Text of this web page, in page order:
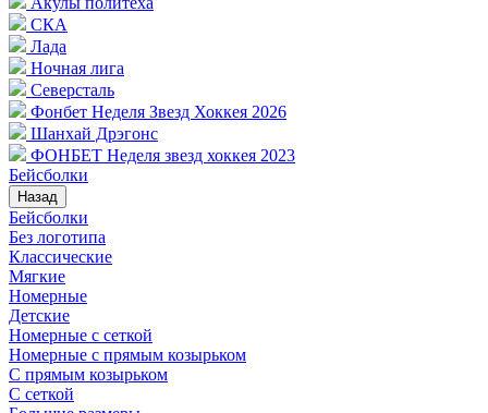
СКА
Лада
Ночная лига
Северсталь
Фонбет Неделя Звезд Хоккея 2026
Шанхай Дрэгонс
ФОНБЕТ Неделя звезд хоккея 2023
Бейсболки
Назад
Бейсболки
Без логотипа
Классические
Мягкие
Номерные
Детские
Номерные с сеткой
Номерные с прямым козырьком
С прямым козырьком
С сеткой